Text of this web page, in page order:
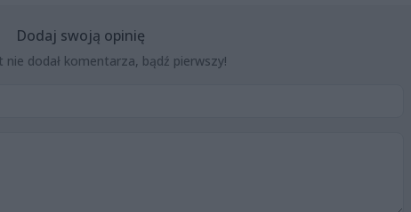
Dodaj swoją opinię
nie dodał komentarza, bądź pierwszy!